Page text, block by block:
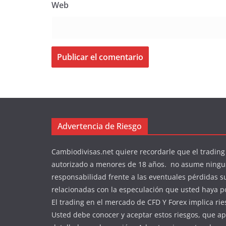
Web
Advertencia de Riesgo
Cambiodivisas.net quiere recordarle que el
autorizado a menores de 18 años. no asume
responsabilidad frente a las eventuales pérdidas
relacionadas con la especulación que usted haya
El trading en el mercado de CFD Y Forex implica
Usted debe conocer y aceptar estos riesgos, que